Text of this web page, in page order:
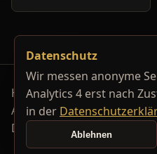
plumpe Art und Weise
mit einem
Horrorfilm-Reviews,
Archiv.
Datenschutzerklärung
Cookie-Einstellungen
Datenschutz
Wir messen anonyme
Analytics 4 erst nach
in der
Ablehnen